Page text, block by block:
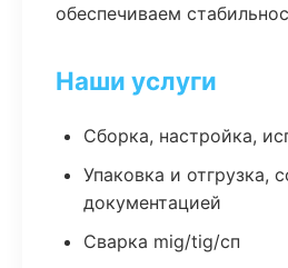
обеспечиваем
Наши услуги
Сборка, настройка,
Упаковка и отгрузка,
документацией
Сварка mig/tig/сп